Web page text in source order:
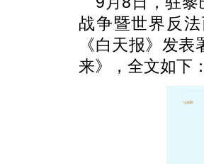
战争暨世界反
《白天报》发
来》，全文如下：